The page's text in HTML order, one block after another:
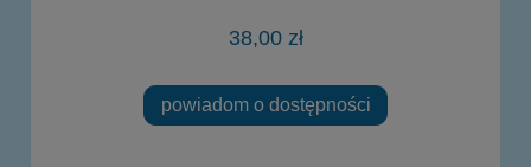
38,00 zł
powiadom o dostępności